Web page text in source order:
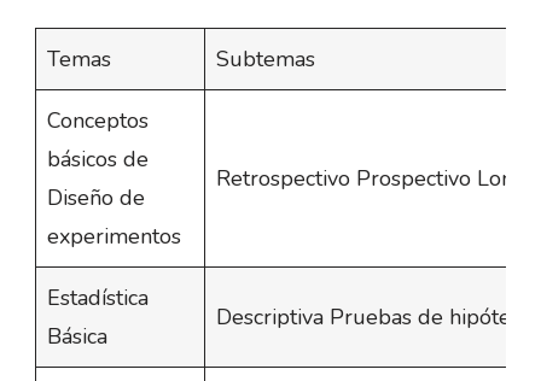
Temas Subtemas
Conceptos
básicos de
Diseño de
experimentos
Retrospectivo Prospectivo
Estadística
Básica
Descriptiva Pruebas de